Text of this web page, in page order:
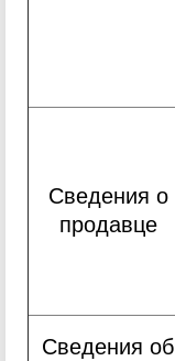
Сведения о
продавце
Сведения об